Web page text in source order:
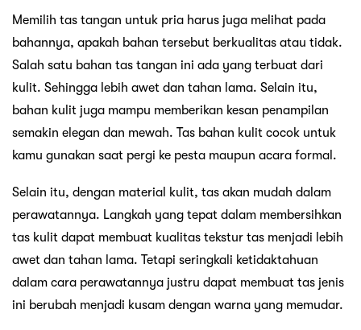
Memilih tas tangan untuk pria harus juga melihat pada
bahannya, apakah bahan tersebut berkualitas atau tidak.
Salah satu bahan tas tangan ini ada yang terbuat dari
kulit. Sehingga lebih awet dan tahan lama. Selain itu,
bahan kulit juga mampu memberikan kesan penampilan
semakin elegan dan mewah. Tas bahan kulit cocok untuk
kamu gunakan saat pergi ke pesta maupun acara formal.
Selain itu, dengan material kulit, tas akan mudah dalam
perawatannya. Langkah yang tepat dalam membersihkan
tas kulit dapat membuat kualitas tekstur tas menjadi lebih
awet dan tahan lama. Tetapi seringkali ketidaktahuan
dalam cara perawatannya justru dapat membuat tas jenis
ini berubah menjadi kusam dengan warna yang memudar.